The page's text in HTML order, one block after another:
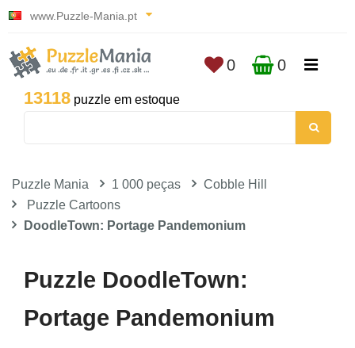
www.Puzzle-Mania.pt
13118 puzzle em estoque
0 0
Puzzle Mania 1 000 peças
Cobble Hill
Puzzle Cartoons
DoodleTown: Portage Pandemonium
Puzzle DoodleTown:
Portage Pandemonium